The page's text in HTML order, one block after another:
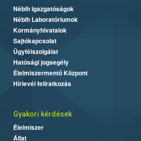
Nébih Igazgatóságok
Nébih Laboratóriumok
Kormányhivatalok
Sajtókapcsolat
Ügyfélszolgálat
Hatósági jogsegély
Élelmiszermentő Központ
Hírlevél feliratkozás
Gyakori kérdések
Élelmiszer
Állat